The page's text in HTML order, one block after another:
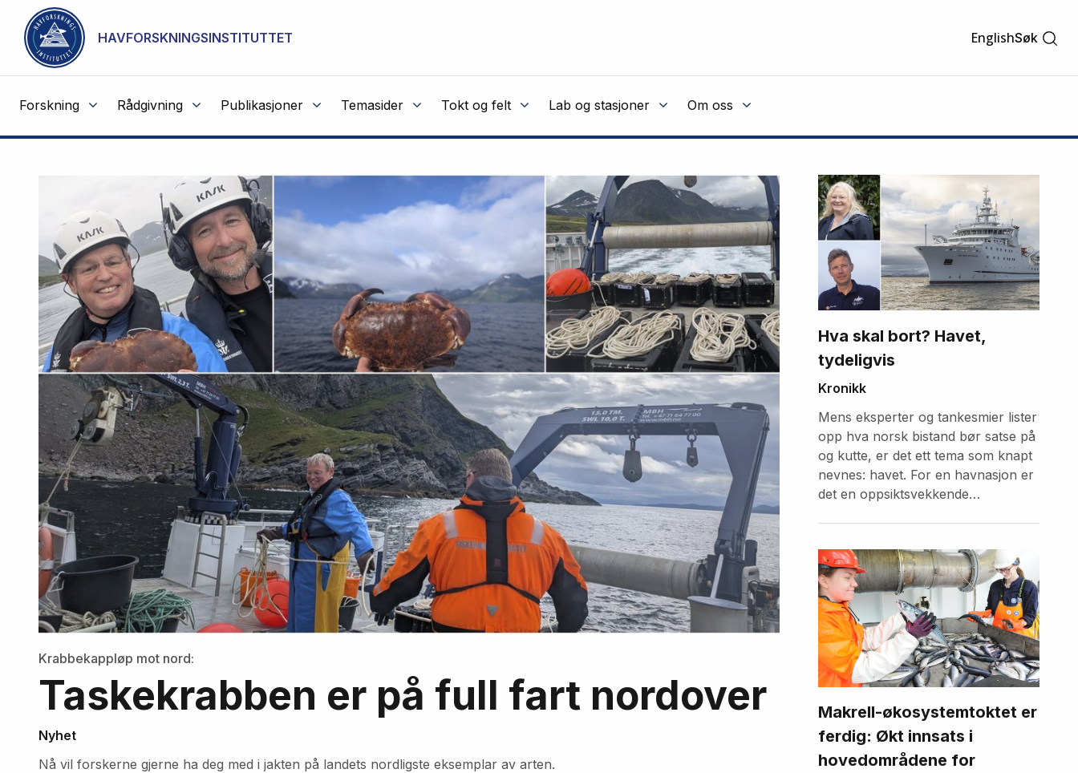
Gå til hovedinnhold
HAVFORSKNINGSINSTITUTTET EnglishSøk
Forskning Rådgivning Publikasjoner Temasider Tokt og felt Lab og stasjoner Om oss
NOT CACHED
Havforskningsinstituttet
artikler
Krabbekappløp mot nord:
Taskekrabben er på full fart nordover
Nyhet
Nå vil forskerne gjerne ha deg med i jakten på landets nordligste eksemplar av arten.
Hva skal bort? Havet,
tydeligvis
Kronikk
Mens eksperter og tankesmier lister
opp hva norsk bistand bør satse på
og kutte, er det ett tema som knapt
nevnes: havet. For en havnasjon er
det en oppsiktsvekkende
Makrell-økosystemtoktet er
ferdig: Økt innsats i
hovedområdene for